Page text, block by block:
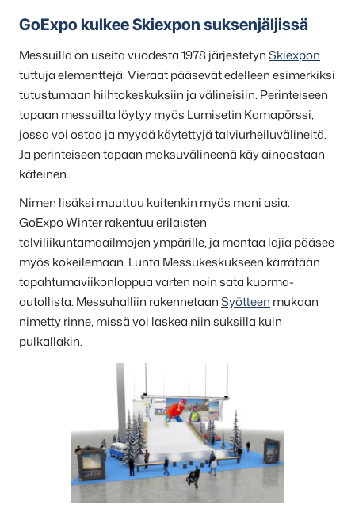
GoExpo kulkee Skiexpon suksenjäljissä
Messuilla on useita vuodesta 1978 järjestetynSkiexpon
tuttuja elementtejä. Vieraat pääsevät edelleen esimerkiksi
tutustumaan hiihtokeskuksiin ja välineisiin. Perinteiseen
tapaan messuilta löytyy myös Lumisetin Kamapörssi,
jossa voi ostaa ja myydä käytettyjä talviurheiluvälineitä.
Ja perinteiseen tapaan maksuvälineenä käy ainoastaan
käteinen.
Nimen lisäksi muuttuu kuitenkin myös moni asia.
GoExpo Winter rakentuu erilaisten
talviliikuntamaailmojen ympärille, ja montaa lajia pääsee
myös kokeilemaan. Lunta Messukeskukseen kärrätään
tapahtumaviikonloppua varten noin sata kuorma-
autollista. Messuhalliin rakennetaanSyötteen mukaan
nimetty rinne, missä voi laskea niin suksilla kuin
pulkallakin.